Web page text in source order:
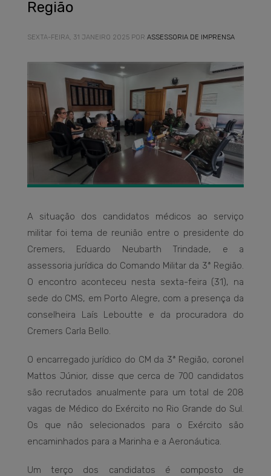
Região
SEXTA-FEIRA, 31 JANEIRO 2025 POR ASSESSORIA DE IMPRENSA
A situação dos candidatos médicos ao serviço
militar foi tema de reunião entre o presidente do
Cremers, Eduardo Neubarth Trindade, e a
assessoria jurídica do Comando Militar da 3ª Região.
O encontro aconteceu nesta sexta-feira (31), na
sede do CMS, em Porto Alegre, com a presença da
conselheira Laís Leboutte e da procuradora do
Cremers Carla Bello.
O encarregado jurídico do CM da 3ª Região, coronel
Mattos Júnior, disse que cerca de 700 candidatos
são recrutados anualmente para um total de 208
vagas de Médico do Exército no Rio Grande do Sul.
Os que não selecionados para o Exército são
encaminhados para a Marinha e a Aeronáutica.
Um terço dos candidatos é composto de